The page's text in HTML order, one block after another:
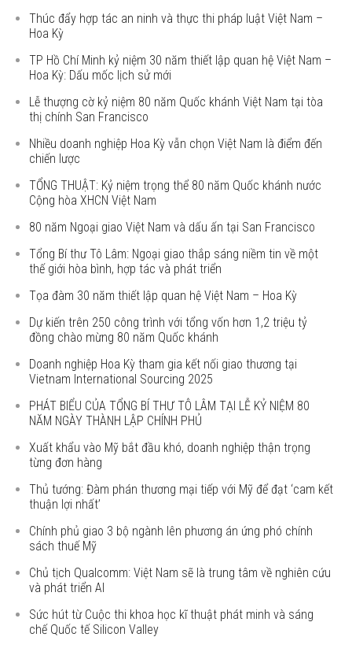
Thúc đẩy hợp tác an ninh và thực thi pháp luật Việt Nam –
Hoa Kỳ
TP Hồ Chí Minh kỷ niệm 30 năm thiết lập quan hệ Việt Nam –
Hoa Kỳ: Dấu mốc lịch sử mới
Lễ thượng cờ kỷ niệm 80 năm Quốc khánh Việt Nam tại tòa
thị chính San Francisco
Nhiều doanh nghiệp Hoa Kỳ vẫn chọn Việt Nam là điểm đến
chiến lược
TỔNG THUẬT: Kỷ niệm trọng thể 80 năm Quốc khánh nước
Cộng hòa XHCN Việt Nam
80 năm Ngoại giao Việt Nam và dấu ấn tại San Francisco
Tổng Bí thư Tô Lâm: Ngoại giao thắp sáng niềm tin về một
thế giới hòa bình, hợp tác và phát triển
Tọa đàm 30 năm thiết lập quan hệ Việt Nam – Hoa Kỳ
Dự kiến trên 250 công trình với tổng vốn hơn 1,2 triệu tỷ
đồng chào mừng 80 năm Quốc khánh
Doanh nghiệp Hoa Kỳ tham gia kết nối giao thương tại
Vietnam International Sourcing 2025
PHÁT BIỂU CỦA TỔNG BÍ THƯ TÔ LÂM TẠI LỄ KỶ NIỆM 80
NĂM NGÀY THÀNH LẬP CHÍNH PHỦ
Xuất khẩu vào Mỹ bắt đầu khó, doanh nghiệp thận trọng
từng đơn hàng
Thủ tướng: Đàm phán thương mại tiếp với Mỹ để đạt ‘cam kết
thuận lợi nhất’
Chính phủ giao 3 bộ ngành lên phương án ứng phó chính
sách thuế Mỹ
Chủ tịch Qualcomm: Việt Nam sẽ là trung tâm về nghiên cứu
và phát triển AI
Sức hút từ Cuộc thi khoa học kĩ thuật phát minh và sáng
chế Quốc tế Silicon Valley